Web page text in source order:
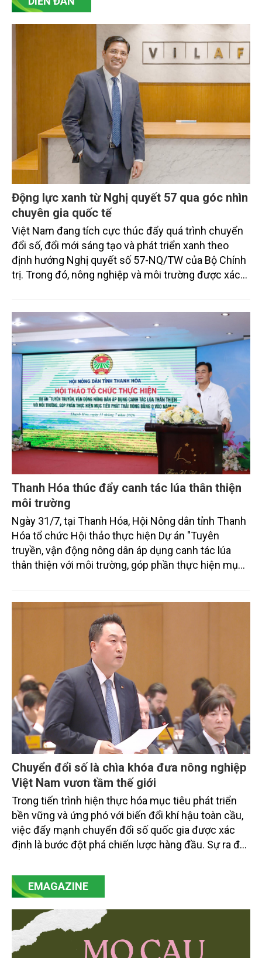
Động lực xanh từ Nghị quyết 57 qua góc nhìn
chuyên gia quốc tế
Việt Nam đang tích cực thúc đẩy quá trình chuyển
đổi số, đổi mới sáng tạo và phát triển xanh theo
định hướng Nghị quyết số 57-NQ/TW của Bộ Chính
trị. Trong đó, nông nghiệp và môi trường được xác
sắc bởi các tiến bộ công nghệ và cam kết bền vững
toàn cầu, đặc biệt là mục tiêu đưa phát thải ròng
bằng 0 (Net-Zero) vào năm 2050.
Thanh Hóa thúc đẩy canh tác lúa thân thiện
môi trường
Ngày 31/7, tại Thanh Hóa, Hội Nông dân tỉnh Thanh
Hóa tổ chức Hội thảo thực hiện Dự án "Tuyên
truyền, vận động nông dân áp dụng canh tác lúa
thân thiện với môi trường, góp phần thực hiện mục
trình thu hút sự tham gia của đông đảo đại biểu đến
từ các cơ quan quản lý nhà nước, đơn vị nghiên cứu,
doanh nghiệp, hợp tác xã và nông dân đang trực
tiếp triển khai mô hình sản xuất lúa phát thải thấp.
Chuyển đổi số là chìa khóa đưa nông nghiệp
Việt Nam vươn tầm thế giới
Trong tiến trình hiện thực hóa mục tiêu phát triển
bền vững và ứng phó với biến đổi khí hậu toàn cầu,
việc đẩy mạnh chuyển đổi số quốc gia được xác
định là bước đột phá chiến lược hàng đầu. Sự ra đời
mạnh mẽ, thúc đẩy quá trình cải cách toàn diện,
minh bạch hóa chuỗi cung ứng và nâng cao hiệu
then chốt là nông nghiệp và môi trường.
EMAGAZINE